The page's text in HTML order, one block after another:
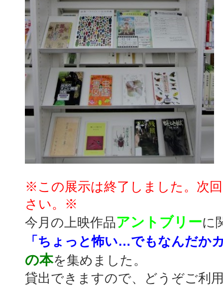
※この展示は終了しました。次
さい。※
今月の上映作品アントブリーに
「ちょっと怖い…でもなんだか
の本を集めました。
貸出できますので、どうぞご利